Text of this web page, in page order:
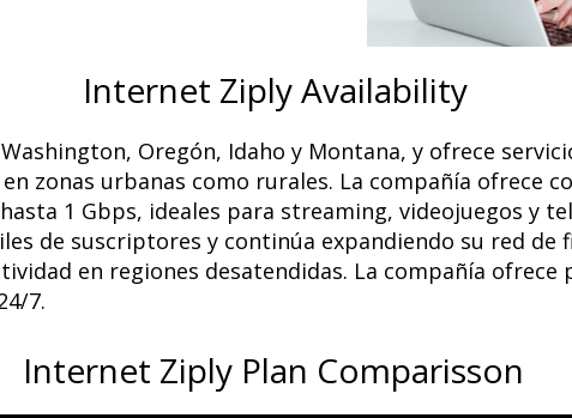
Internet Ziply Availability
Oregón, Idaho y Montana, y ofrece
zonas urbanas como rurales. La compañía ofrece
1 Gbps, ideales para streaming, videojuegos y
de suscriptores y continúa expandiendo su red
en regiones desatendidas. La compañía ofrece
7.
Internet Ziply Plan Comparisson